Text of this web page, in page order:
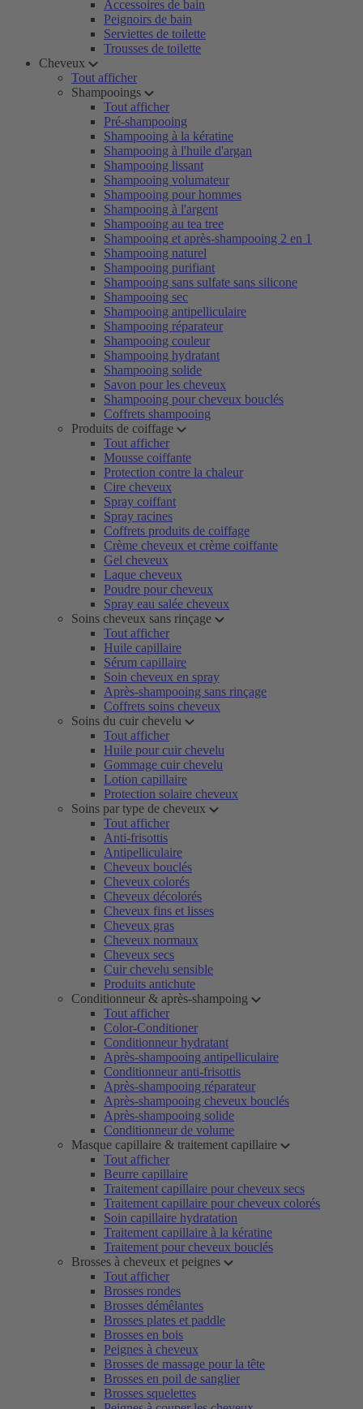
Accessoires de bain
Peignoirs de bain
Serviettes de toilette
Trousses de toilette
Cheveux
Tout afficher
Shampooings
Tout afficher
Pré-shampooing
Shampooing à la kératine
Shampooing à l'huile d'argan
Shampooing lissant
Shampooing volumateur
Shampooing pour hommes
Shampooing à l'argent
Shampooing au tea tree
Shampooing et après-shampooing 2 en 1
Shampooing naturel
Shampooing purifiant
Shampooing sans sulfate sans silicone
Shampooing sec
Shampooing antipelliculaire
Shampooing réparateur
Shampooing couleur
Shampooing hydratant
Shampooing solide
Savon pour les cheveux
Shampooing pour cheveux bouclés
Coffrets shampooing
Produits de coiffage
Tout afficher
Mousse coiffante
Protection contre la chaleur
Cire cheveux
Spray coiffant
Spray racines
Coffrets produits de coiffage
Crème cheveux et crème coiffante
Gel cheveux
Laque cheveux
Poudre pour cheveux
Spray eau salée cheveux
Soins cheveux sans rinçage
Tout afficher
Huile capillaire
Sérum capillaire
Soin cheveux en spray
Après-shampooing sans rinçage
Coffrets soins cheveux
Soins du cuir chevelu
Tout afficher
Huile pour cuir chevelu
Gommage cuir chevelu
Lotion capillaire
Protection solaire cheveux
Soins par type de cheveux
Tout afficher
Anti-frisottis
Antipelliculaire
Cheveux bouclés
Cheveux colorés
Cheveux décolorés
Cheveux fins et lisses
Cheveux gras
Cheveux normaux
Cheveux secs
Cuir chevelu sensible
Produits antichute
Conditionneur & après-shampoing
Tout afficher
Color-Conditioner
Conditionneur hydratant
Après-shampooing antipelliculaire
Conditionneur anti-frisottis
Après-shampooing réparateur
Après-shampooing cheveux bouclés
Après-shampooing solide
Conditionneur de volume
Masque capillaire & traitement capillaire
Tout afficher
Beurre capillaire
Traitement capillaire pour cheveux secs
Traitement capillaire pour cheveux colorés
Soin capillaire hydratation
Traitement capillaire à la kératine
Traitement pour cheveux bouclés
Brosses à cheveux et peignes
Tout afficher
Brosses rondes
Brosses démêlantes
Brosses plates et paddle
Brosses en bois
Peignes à cheveux
Brosses de massage pour la tête
Brosses en poil de sanglier
Brosses squelettes